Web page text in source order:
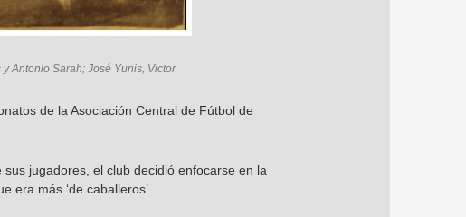
Antonio Sarah; José Yunis, Victor
de la Asociación Central de Fútbol de
jugadores, el club decidió enfocarse en la
era más ‘de caballeros’.